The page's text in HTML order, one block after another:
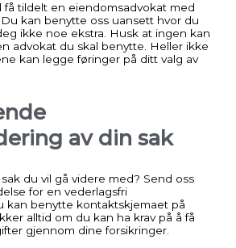
få tildelt en eiendomsadvokat med
kan benytte oss uansett hvor du
ikke noe ekstra. Husk at ingen kan
advokat du skal benytte. Heller ikke
kan legge føringer på ditt valg av
av din sak
du vil gå videre med? Send oss
for en vederlagsfri
kan benytte kontaktskjemaet på
alltid om du kan ha krav på å få
gjennom dine forsikringer.